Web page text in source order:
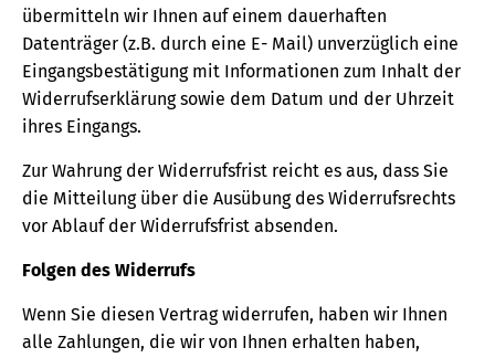
übermitteln wir Ihnen auf einem dauerhaften
Datenträger (z.B. durch eine E- Mail) unverzüglich eine
Eingangsbestätigung mit Informationen zum Inhalt der
Widerrufserklärung sowie dem Datum und der Uhrzeit
ihres Eingangs.
Zur Wahrung der Widerrufsfrist reicht es aus, dass Sie
die Mitteilung über die Ausübung des Widerrufsrechts
vor Ablauf der Widerrufsfrist absenden.
Folgen des Widerrufs
Wenn Sie diesen Vertrag widerrufen, haben wir Ihnen
alle Zahlungen, die wir von Ihnen erhalten haben,